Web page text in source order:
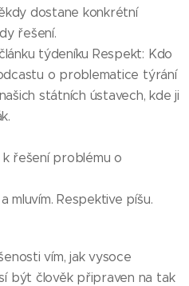
dostane konkrétní
řešení.
týdeníku Respekt: Kdo
o problematice týrání
státních ústavech, kde ji
řešení problému o
mluvím. Respektive píšu.
vím, jak vysoce
být člověk připraven na tak